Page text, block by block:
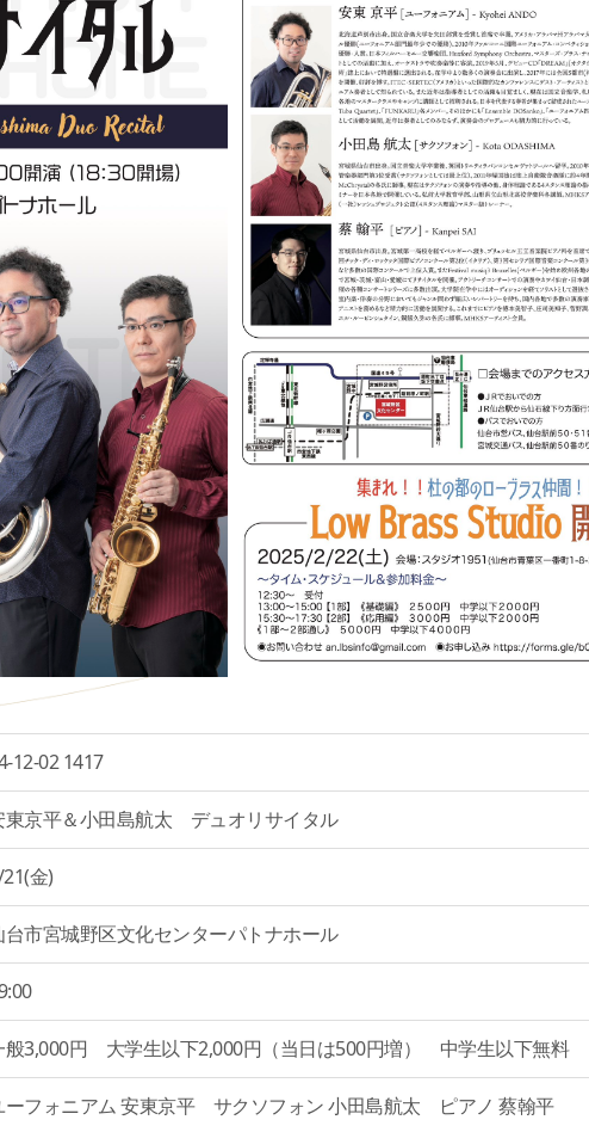
12-02 1417
東京平＆小田島航太 デュオリサイタル
金)
台市宮城野区文化センターパトナホール
般3,000円 大学生以下2,000円（当日は500円増） 中学生以下無料
ーフォニアム 安東京平 サクソフォン 小田島航太 ピアノ 蔡翰平